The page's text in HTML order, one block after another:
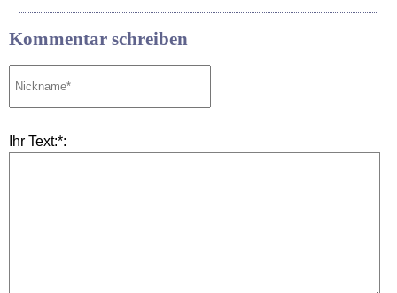
Kommentar schreiben
Ihr Text:*: